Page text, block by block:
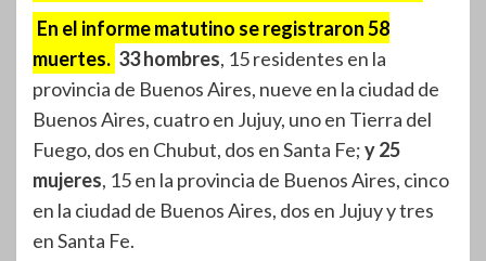
En el informe matutino se registraron 58
muertes. 33 hombres, 15 residentes en la
provincia de Buenos Aires, nueve en la ciudad de
Buenos Aires, cuatro en Jujuy, uno en Tierra del
Fuego, dos en Chubut, dos en Santa Fe;y 25
mujeres, 15 en la provincia de Buenos Aires, cinco
en la ciudad de Buenos Aires, dos en Jujuy y tres
en Santa Fe.